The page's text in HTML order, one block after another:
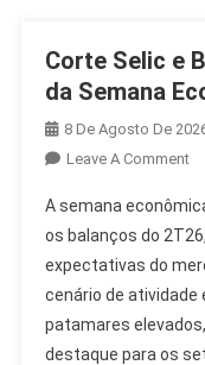
Corte Selic e
da Semana
8 De Agosto De
Leave A CommentOn
E
A semana
os balanços do
expectativas do
cenário de atividade
patamares
destaque para os